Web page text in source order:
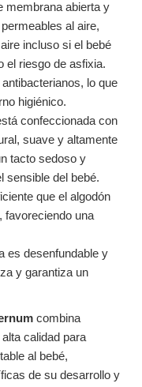
membrana abierta y
al aire,
incluso si el bebé
el riesgo de asfixia.
lo que
higiénico.
confeccionada con
suave y altamente
tacto sedoso y
sensible del bebé.
que el algodón
favoreciendo una
es desenfundable y
y garantiza un
combina
calidad para
al bebé,
de su desarrollo y